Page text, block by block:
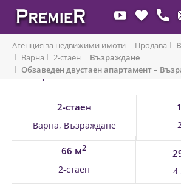
Агенция за недвижими имоти Продава
Варна
2-стаен
Възраждане
Обзаведен двустаен апартамент –
Обратно към имоти
2-стаен
Варна, Възраждане
4
66 м2
2-стаен